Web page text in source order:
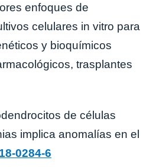
enfoques de
celulares in vitro para
y bioquímicos
trasplantes
de células
implica anomalías en el
0284-6